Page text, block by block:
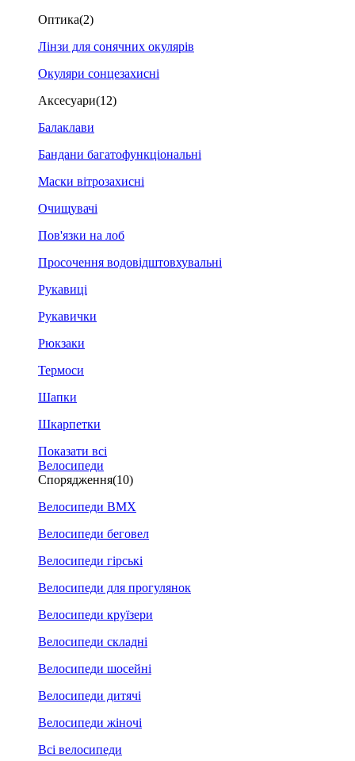
Оптика(2)
Лінзи для сонячних окулярів
Окуляри сонцезахисні
Аксесуари(12)
Балаклави
Бандани багатофункціональні
Маски вітрозахисні
Очищувачі
Пов'язки на лоб
Просочення водовідштовхувальні
Рукавиці
Рукавички
Рюкзаки
Термоси
Шапки
Шкарпетки
Показати всі
Велосипеди
Спорядження(10)
Велосипеди BMX
Велосипеди беговел
Велосипеди гірські
Велосипеди для прогулянок
Велосипеди круїзери
Велосипеди складні
Велосипеди шосейні
Велосипеди дитячі
Велосипеди жіночі
Всі велосипеди